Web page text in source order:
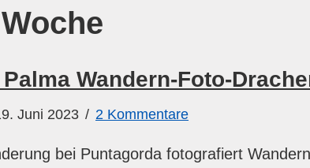
Wandern-Foto-
Juni 2023 2 Kommentare
bei Puntagorda fotografiert